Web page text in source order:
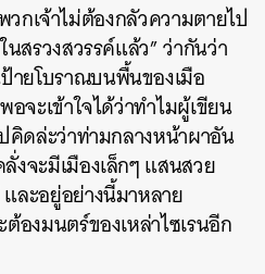
จ้าไม่ต้องกลัวความตายไป
สรวงสวรรค์แล้ว” ว่ากันว่า
ายโบราณบนพื้นของเมือ
จะเข้าใจได้ว่าทำไมผู้เขียน
คิดล่ะว่าท่ามกลางหน้าผาอัน
งจะมีเมืองเล็กๆ แสนสวย
ละอยู่อย่างนี้มาหลาย
องมนตร์ของเหล่าไซเรนอีก